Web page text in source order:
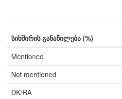
სიხშირის განაწილება (%)
Mentioned
Not mentioned
DK/RA